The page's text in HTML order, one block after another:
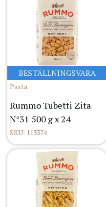
BESTÄLLNINGSVARA
Pasta
Rummo Tubetti Zita
N°31 500 g x 24
SKU: 113374